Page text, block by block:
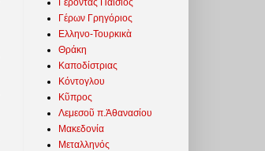
Γέρων Γρηγόριος
Ελληνο-Τουρκικὰ
Θράκη
Καποδίστριας
Κόντογλου
Κῦπρος
Λεμεσοῦ π.Ἀθανασίου
Μακεδονία
Μεταλληνός